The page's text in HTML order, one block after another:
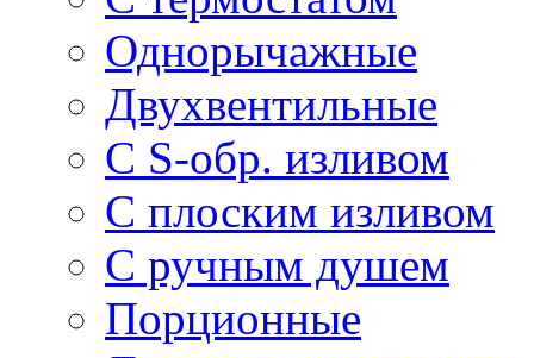
Однорычажные
Двухвентильные
С S-обр. изливом
С плоским изливом
С ручным душем
Порционные